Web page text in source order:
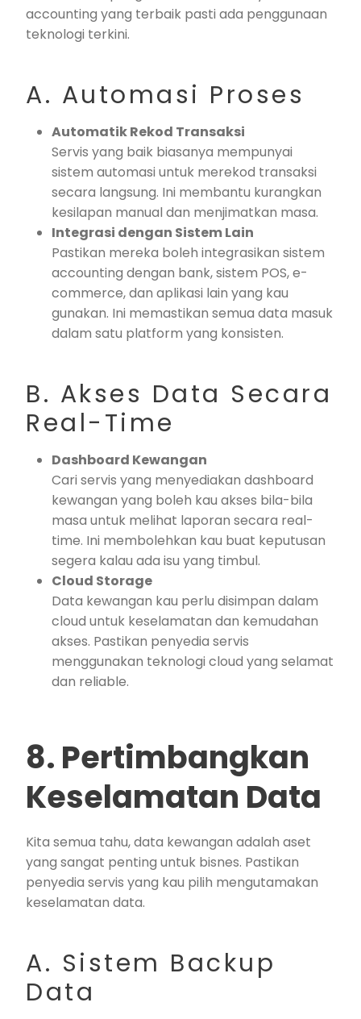
accounting yang terbaik pasti ada penggunaan
teknologi terkini.
A. Automasi Proses
Automatik Rekod Transaksi
Servis yang baik biasanya mempunyai
sistem automasi untuk merekod transaksi
secara langsung. Ini membantu kurangkan
kesilapan manual dan menjimatkan masa.
Integrasi dengan Sistem Lain
Pastikan mereka boleh integrasikan sistem
accounting dengan bank, sistem POS, e-
commerce, dan aplikasi lain yang kau
gunakan. Ini memastikan semua data masuk
dalam satu platform yang konsisten.
B. Akses Data Secara
Real-Time
Dashboard Kewangan
Cari servis yang menyediakan dashboard
kewangan yang boleh kau akses bila-bila
masa untuk melihat laporan secara real-
time. Ini membolehkan kau buat keputusan
segera kalau ada isu yang timbul.
Cloud Storage
Data kewangan kau perlu disimpan dalam
cloud untuk keselamatan dan kemudahan
akses. Pastikan penyedia servis
menggunakan teknologi cloud yang selamat
dan reliable.
8. Pertimbangkan
Keselamatan Data
Kita semua tahu, data kewangan adalah aset
yang sangat penting untuk bisnes. Pastikan
penyedia servis yang kau pilih mengutamakan
keselamatan data.
A. Sistem Backup
Data